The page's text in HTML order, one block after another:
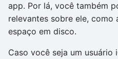
app. Por lá, você também
relevantes sobre ele,
espaço em disco.
Caso você seja um usuário